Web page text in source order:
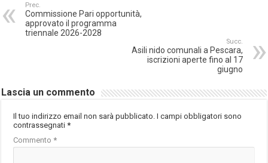
Prec.
Commissione Pari opportunità,
approvato il programma
triennale 2026-2028
Succ.
Asili nido comunali a Pescara,
iscrizioni aperte fino al 17
giugno
Lascia un commento
Il tuo indirizzo email non sarà pubblicato. I campi obbligatori sono
contrassegnati*
Commento*